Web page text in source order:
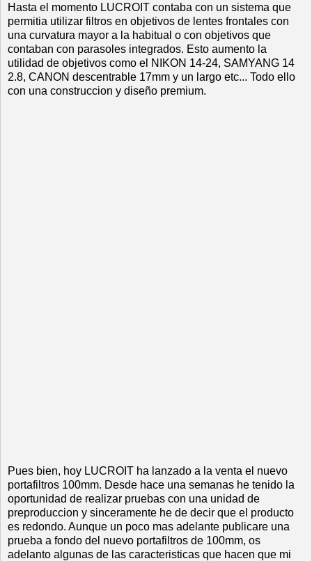
Hasta el momento LUCROIT contaba con un sistema que
permitia utilizar filtros en objetivos de lentes frontales con
una curvatura mayor a la habitual o con objetivos que
contaban con parasoles integrados. Esto aumento la
utilidad de objetivos como el NIKON 14-24, SAMYANG 14
2.8, CANON descentrable 17mm y un largo etc... Todo ello
con una construccion y diseño premium.
Pues bien, hoy LUCROIT ha lanzado a la venta el nuevo
portafiltros 100mm. Desde hace una semanas he tenido la
oportunidad de realizar pruebas con una unidad de
preproduccion y sinceramente he de decir que el producto
es redondo. Aunque un poco mas adelante publicare una
prueba a fondo del nuevo portafiltros de 100mm, os
adelanto algunas de las caracteristicas que hacen que mi